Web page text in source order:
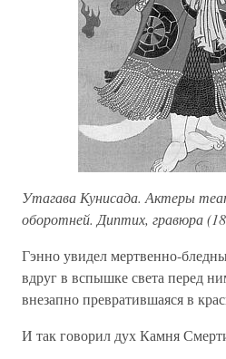
Утагава Кунисада. Актеры
оборотней. Диптих, гравюра
Гэнно увидел мертвенно-
вдруг в вспышке света перед
внезапно превратившаяся в
И так говорил дух Камня